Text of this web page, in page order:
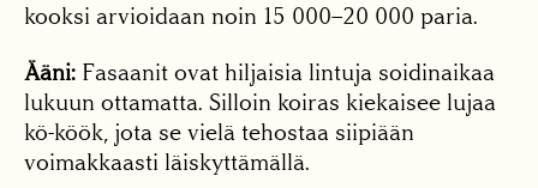
kooksi arvioidaan noin 15 000–20 000 paria.
Ääni: Fasaanit ovat hiljaisia lintuja soidinaikaa
lukuun ottamatta. Silloin koiras kiekaisee lujaa
kö-köök, jota se vielä tehostaa siipiään
voimakkaasti läiskyttämällä.